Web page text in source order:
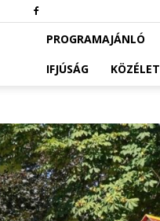
PROGRAMAJÁNLÓ
IFJÚSÁG
KÖZÉLET